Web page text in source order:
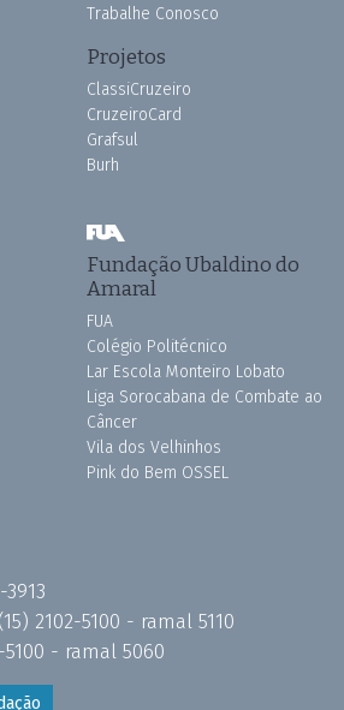
Trabalhe Conosco
Projetos
ClassiCruzeiro
CruzeiroCard
Grafsul
Burh
Fundação Ubaldino do
Amaral
FUA
Colégio Politécnico
Lar Escola Monteiro Lobato
Liga Sorocabana de Combate ao
Câncer
Vila dos Velhinhos
Pink do Bem OSSEL
3913
(15) 2102-5100 - ramal 5110
5100 - ramal 5060